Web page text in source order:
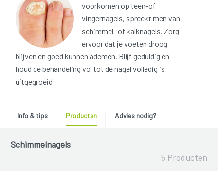
voorkomen op teen-of
vingernagels, spreekt men van
schimmel- of kalknagels. Zorg
ervoor dat je voeten droog
blijven en goed kunnen ademen. Blijf geduldig en
houd de behandeling vol tot de nagel volledig is
uitgegroeid!
Info & tips Producten Advies nodig?
Schimmelnagels
5 Producten